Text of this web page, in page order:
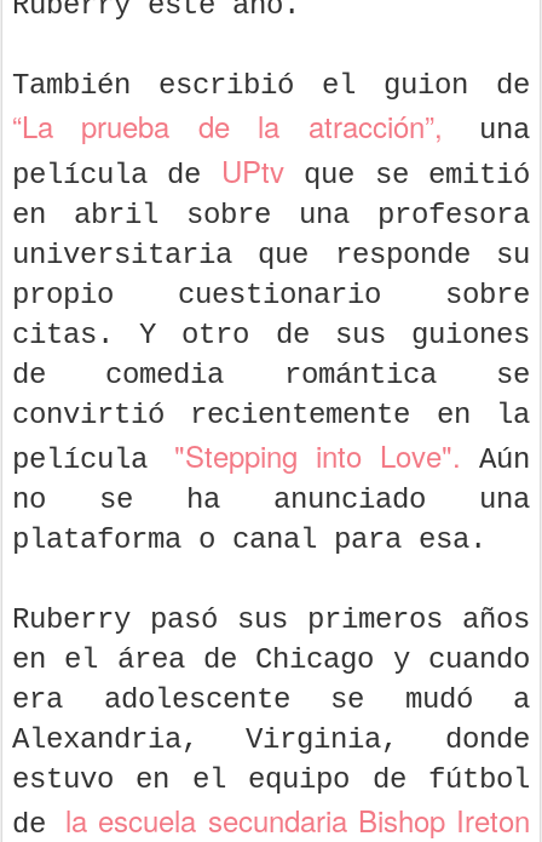
También escribió el guion de
“La prueba de la atracción”, una
película de UPtvque se emitió
en abril sobre una profesora
universitaria que responde su
propio cuestionario sobre
citas. Y otro de sus guiones
de comedia romántica se
convirtió recientemente en la
película "Stepping into Love".
Aún
no se ha anunciado una
plataforma o canal para esa.
Ruberry pasó sus primeros años
en el área de Chicago y cuando
era adolescente se mudó a
Alexandria, Virginia, donde
estuvo en el equipo de fútbol
de la escuela secundaria Bishop Ireton